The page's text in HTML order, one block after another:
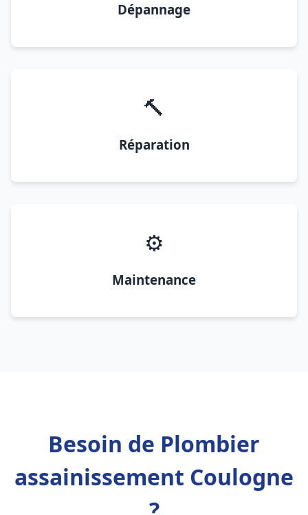
Dépannage
🔨
Réparation
⚙️
Maintenance
Besoin de Plombier
assainissement Coulogne